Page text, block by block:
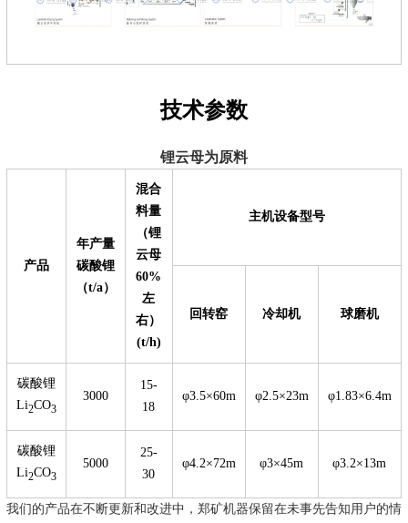
技术参数
锂云母为原料
产品
年产量
碳酸锂
（t/a）
混合
料量
（锂
云母
60%
左
右）
(t/h)
主机设备型号
回转窑 冷却机 球磨机
碳酸锂
Li2CO3
3000
15-
18
φ3.5×60m φ2.5×23m φ1.83×6.4m
碳酸锂
Li2CO3
5000
25-
30
φ4.2×72m φ3×45m φ3.2×13m
我们的产品在不断更新和改进中，郑矿机器保留在未事先告知用户的情